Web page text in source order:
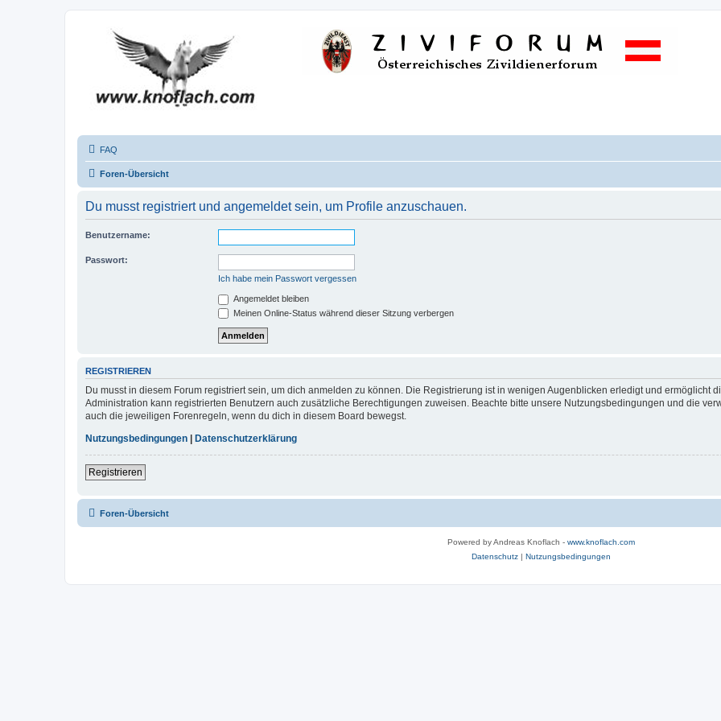
FAQ
Foren-Übersicht
Du musst registriert und angemeldet sein, um Profile anzuschauen.
Benutzername:
Passwort:
Ich habe mein Passwort vergessen
Angemeldet bleiben
Meinen Online-Status während dieser Sitzung verbergen
REGISTRIEREN
Du musst in diesem Forum registriert sein, um dich anmelden zu können. Die Registrierung ist in wenigen Augenblicken erledigt und ermöglicht
Administration kann registrierten Benutzern auch zusätzliche Berechtigungen zuweisen. Beachte bitte unsere Nutzungsbedingungen und die
auch die jeweiligen Forenregeln, wenn du dich in diesem Board bewegst.
Nutzungsbedingungen | Datenschutzerklärung
Registrieren
Foren-Übersicht
Powered by Andreas Knoflach - www.knoflach.com
Datenschutz| Nutzungsbedingungen